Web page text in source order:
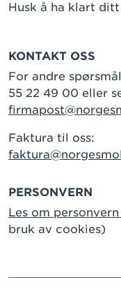
Husk å ha klart
KONTAKT OSS
For andre
55 22 49 00 eller
Faktura til oss:
PERSONVERN
Les om
bruk av cookies)